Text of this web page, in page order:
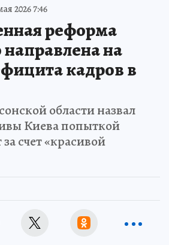
2026 7:46
реформа
направлена на
кадров в
области назвал
Киева попыткой
счет «красивой